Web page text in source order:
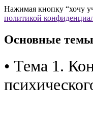
Нажимая кнопку “хочу
политикой
Основные темы
• Тема 1.